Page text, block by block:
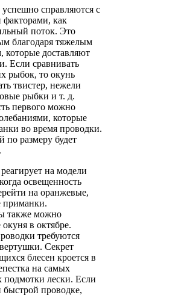
справляются с
как
поток. Это
благодаря тяжелым
которые доставляют
Если сравнивать
рыбок, то окунь
твистер, нежели
рыбки и т. д.
первого можно
которые
во время проводки.
по размеру будет
на модели
освещенность
на оранжевые,
приманки.
также можно
в октябре.
требуются
Секрет
блесен кроется в
на самых
подмотки лески. Если
быстрой проводке,